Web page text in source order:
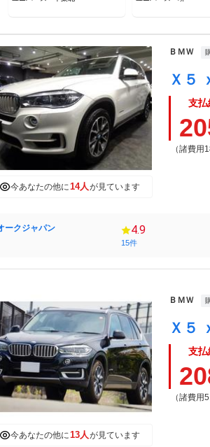
今あなたの他に 14人 が見ています
ＢＭＷ
支払
（諸費用
ークジャパン 4.9
15件
今あなたの他に 13人 が見ています
ＢＭＷ
支払
（諸費用